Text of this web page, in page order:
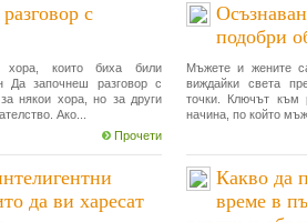
с
хора, които биха били
Да започнеш разговор с
някои хора, но за други
Ако...
Прочети
подобри
Мъжете и жените
виждайки света
точки. Ключът към
начина, по който
да ви харесат
Какво да
време в